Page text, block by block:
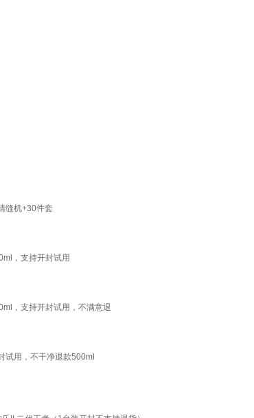
缝机+30件套
，支持开封试用
，支持开封试用，不满意退
试用，不干净退款500ml